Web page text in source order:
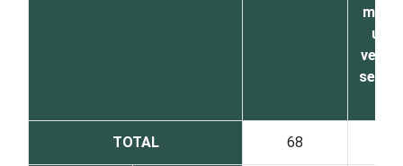
uma
vez
TOTAL 68